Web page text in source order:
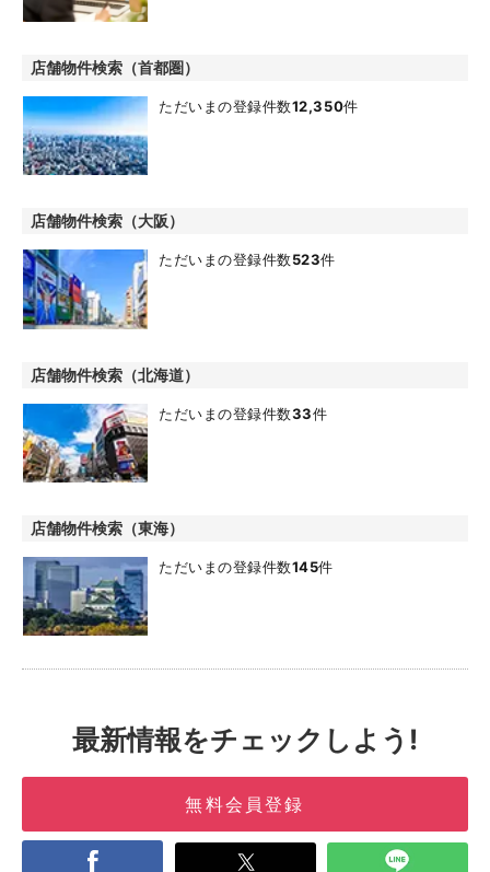
店舗物件検索（首都圏）
ただいまの登録件数12,350件
店舗物件検索（大阪）
ただいまの登録件数523件
店舗物件検索（北海道）
ただいまの登録件数33件
店舗物件検索（東海）
ただいまの登録件数145件
最新情報をチェックしよう!
無料会員登録